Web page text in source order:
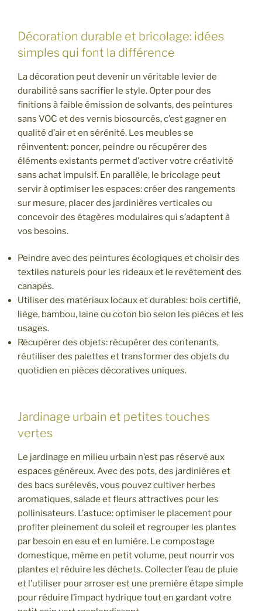
Décoration durable et bricolage: idées
simples qui font la différence
La décoration peut devenir un véritable levier de
durabilité sans sacrifier le style. Opter pour des
finitions à faible émission de solvants, des peintures
sans VOC et des vernis biosourcés, c’est gagner en
qualité d’air et en sérénité. Les meubles se
réinventent: poncer, peindre ou récupérer des
éléments existants permet d’activer votre créativité
sans achat impulsif. En parallèle, le bricolage peut
servir à optimiser les espaces: créer des rangements
sur mesure, placer des jardinières verticales ou
concevoir des étagères modulaires qui s’adaptent à
vos besoins.
Peindre avec des peintures écologiques et choisir des
textiles naturels pour les rideaux et le revêtement des
canapés.
Utiliser des matériaux locaux et durables: bois certifié,
liège, bambou, laine ou coton bio selon les pièces et les
usages.
Récupérer des objets: récupérer des contenants,
réutiliser des palettes et transformer des objets du
quotidien en pièces décoratives uniques.
Jardinage urbain et petites touches
vertes
Le jardinage en milieu urbain n’est pas réservé aux
espaces généreux. Avec des pots, des jardinières et
des bacs surélevés, vous pouvez cultiver herbes
aromatiques, salade et fleurs attractives pour les
pollinisateurs. L’astuce: optimiser le placement pour
profiter pleinement du soleil et regrouper les plantes
par besoin en eau et en lumière. Le compostage
domestique, même en petit volume, peut nourrir vos
plantes et réduire les déchets. Collecter l’eau de pluie
et l’utiliser pour arroser est une première étape simple
pour réduire l’impact hydrique tout en gardant votre